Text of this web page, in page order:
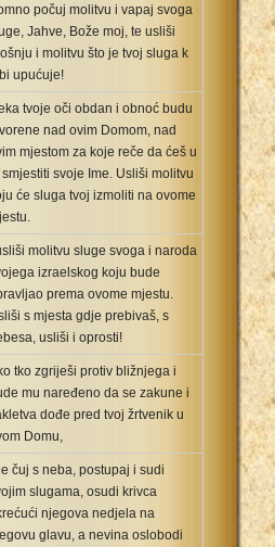
počuj molitvu i vapaj svoga
Jahve, Bože moj, te usliši
i molitvu što je tvoj sluga k
upućuje!
tvoje oči obdan i obnoć budu
nad ovim Domom, nad
mjestom za koje reče da ćeš u
svoje Ime. Usliši molitvu
će sluga tvoj izmoliti na ovome
molitvu sluge svoga i naroda
izraelskog koju bude
prema ovome mjestu.
s mjesta gdje prebivaš, s
usliši i oprosti!
tko zgriješi protiv bližnjega i
mu naređeno da se zakune i
dođe pred tvoj žrtvenik u
Domu,
čuj s neba, postupaj i sudi
slugama, osudi krivca
njegova nedjela na
glavu, a nevina oslobodi